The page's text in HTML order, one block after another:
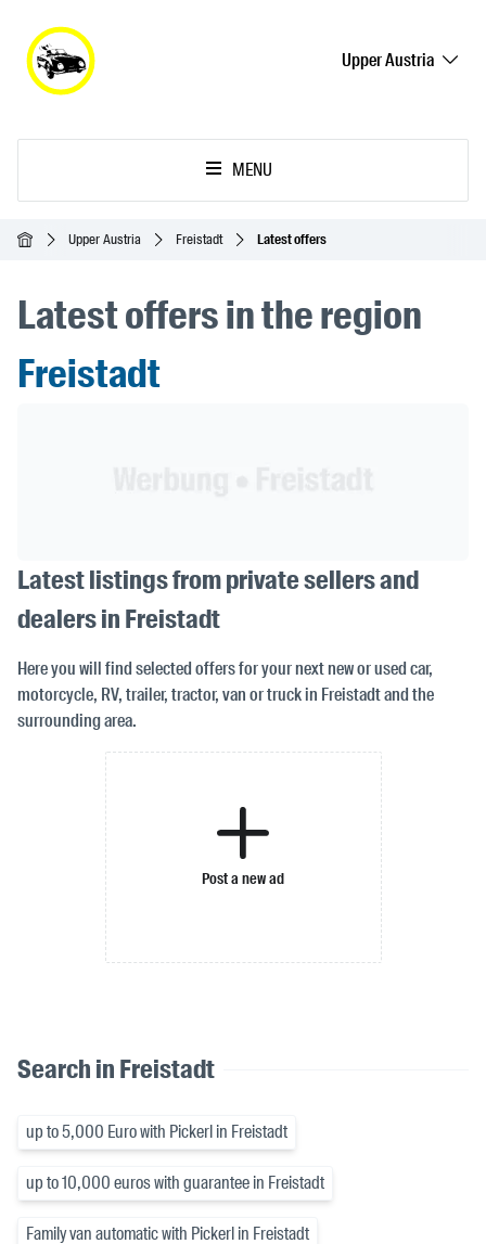
Upper Austria
MENU
HomepageUpper Austria Freistadt Latest offers
Latest offers in the region
Freistadt
Latest listings from private sellers and
dealers in Freistadt
Here you will find selected offers for your next new or used car,
motorcycle, RV, trailer, tractor, van or truck in Freistadt and the
surrounding area.
Post a new ad
Search in Freistadt
up to 5,000 Euro with Pickerl in Freistadt
up to 10,000 euros with guarantee in Freistadt
Family van automatic with Pickerl in Freistadt